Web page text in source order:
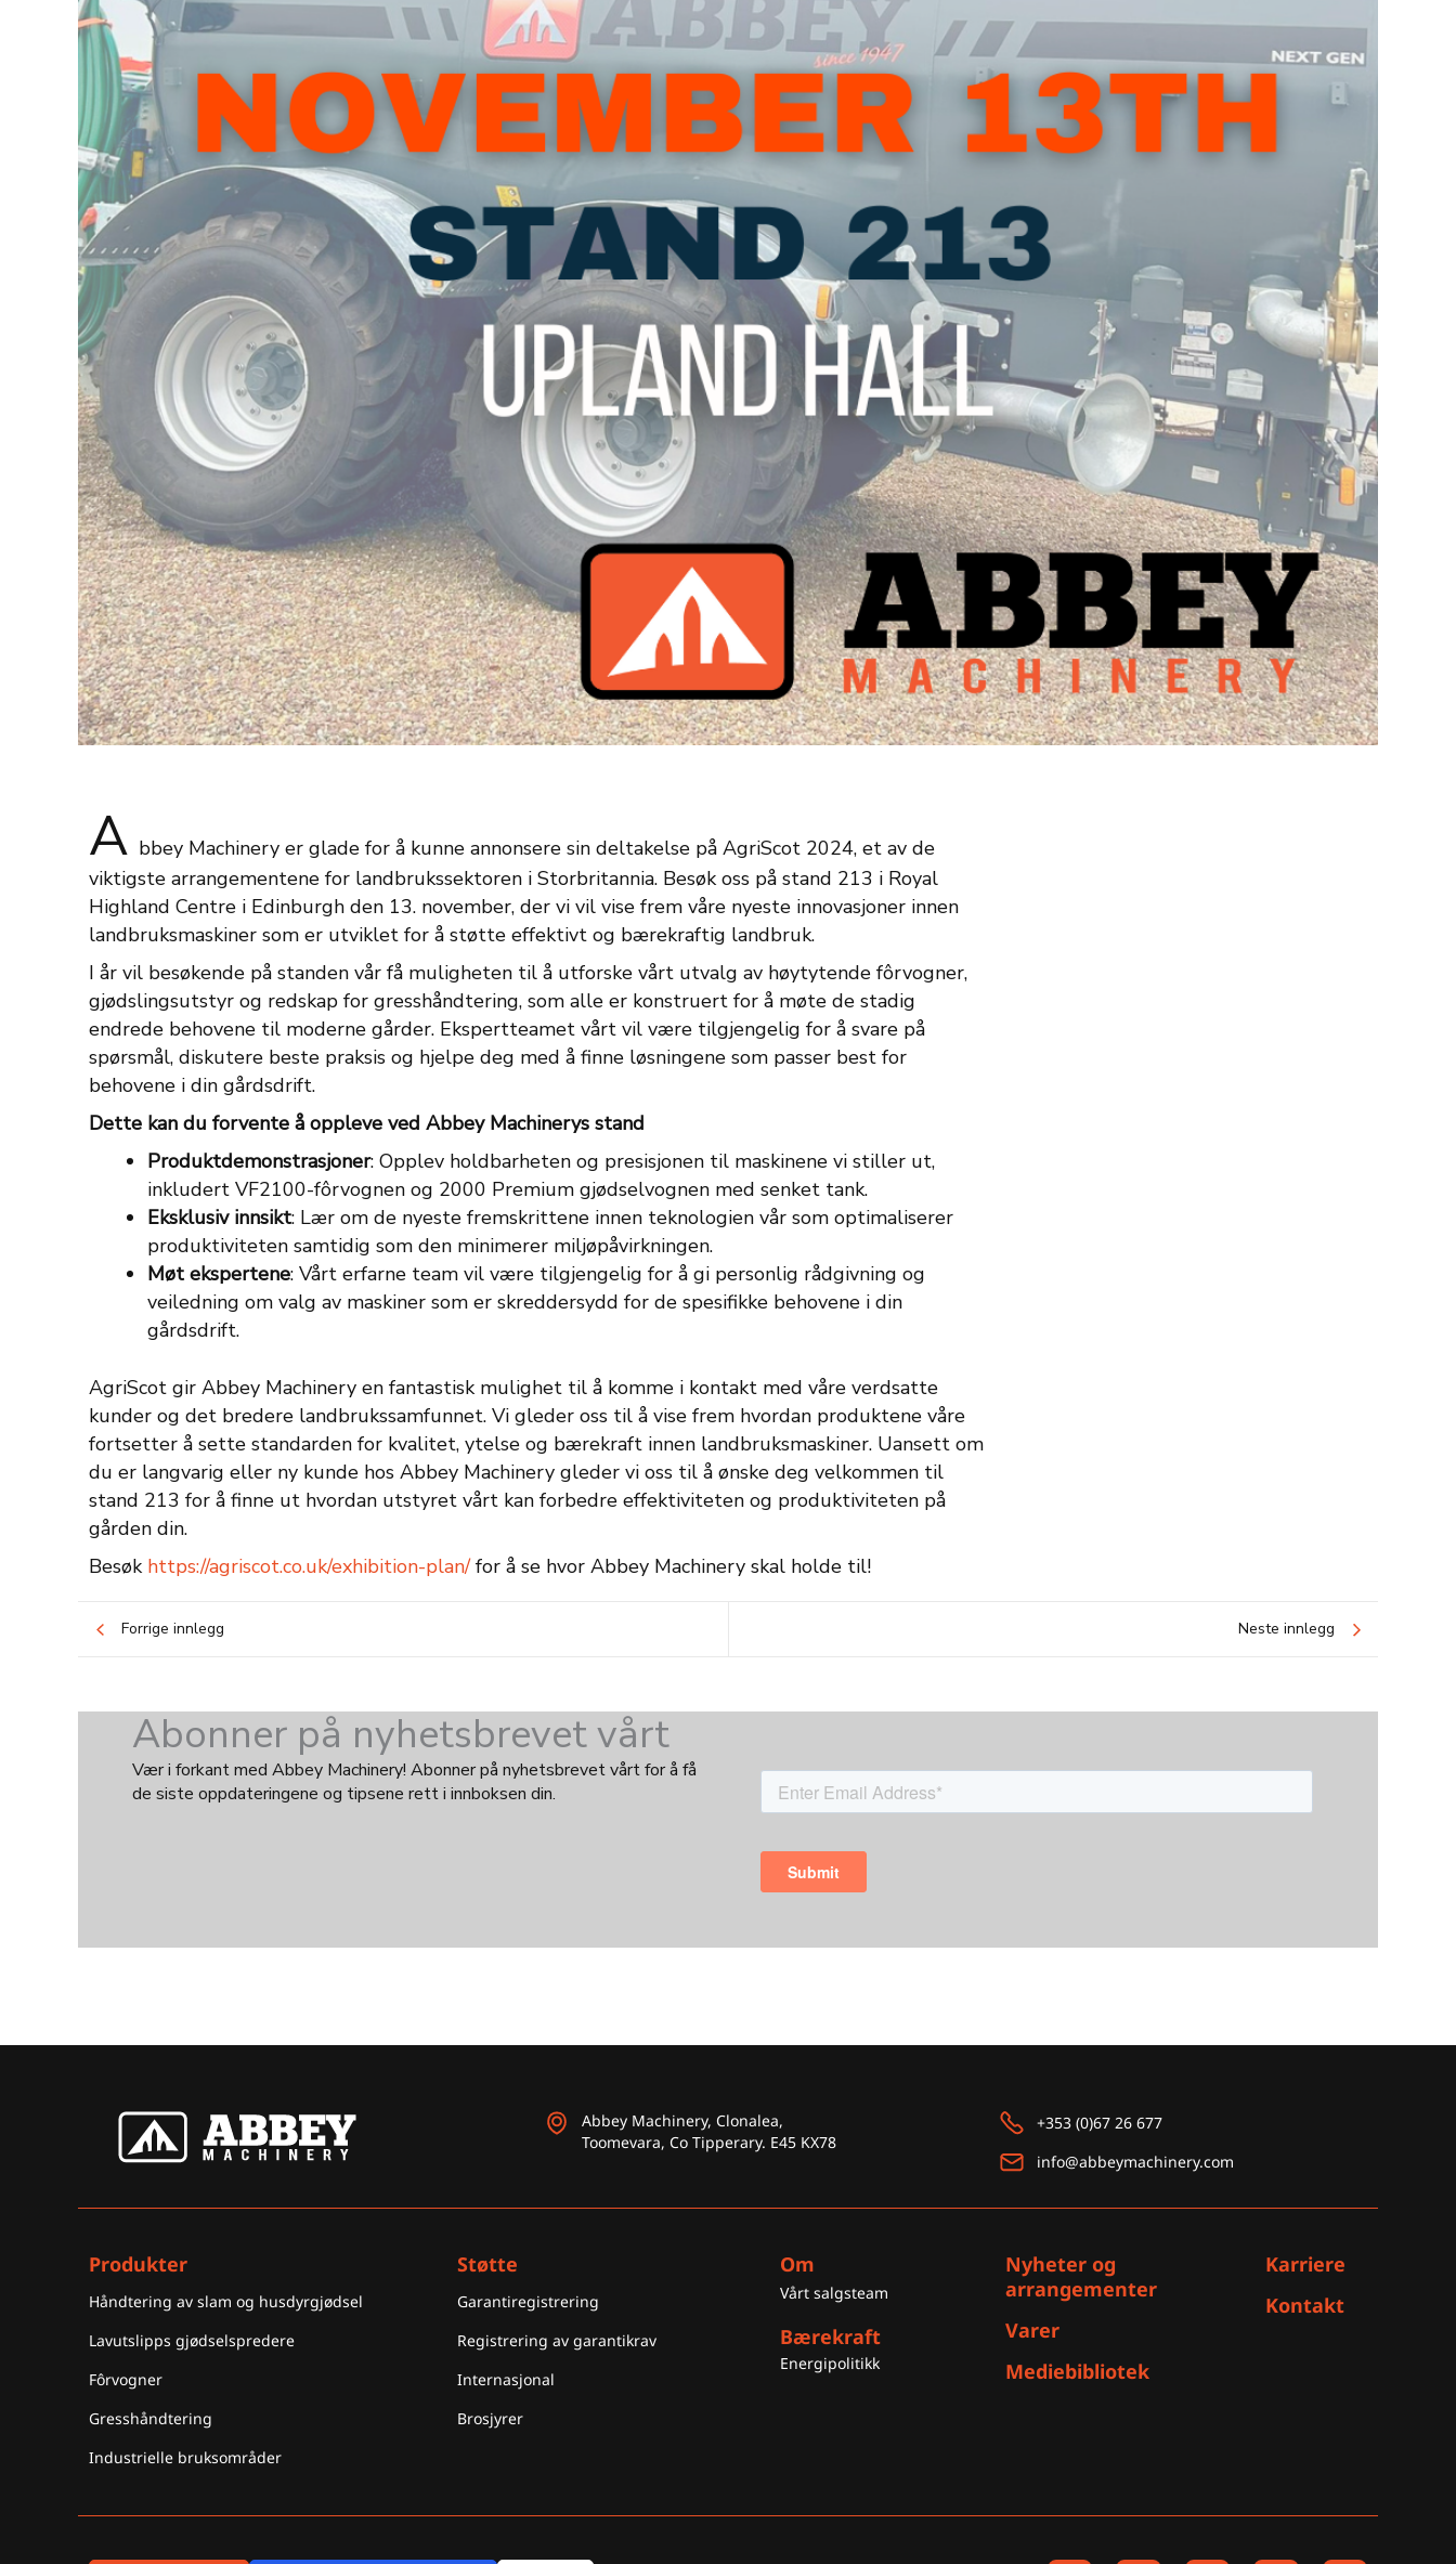
A bbey Machinery er glade for å kunne annonsere sin deltakelse på AgriScot 2024, et av de
viktigste arrangementene for landbrukssektoren i Storbritannia. Besøk oss på stand 213 i Royal
Highland Centre i Edinburgh den 13. november, der vi vil vise frem våre nyeste innovasjoner innen
landbruksmaskiner som er utviklet for å støtte effektivt og bærekraftig landbruk.
I år vil besøkende på standen vår få muligheten til å utforske vårt utvalg av høytytende fôrvogner,
gjødslingsutstyr og redskap for gresshåndtering, som alle er konstruert for å møte de stadig
endrede behovene til moderne gårder. Ekspertteamet vårt vil være tilgjengelig for å svare på
spørsmål, diskutere beste praksis og hjelpe deg med å finne løsningene som passer best for
behovene i din gårdsdrift.
Dette kan du forvente å oppleve ved Abbey Machinerys stand
Produktdemonstrasjoner: Opplev holdbarheten og presisjonen til maskinene vi stiller ut,
inkludert VF2100-fôrvognen og 2000 Premium gjødselvognen med senket tank.
Eksklusiv innsikt: Lær om de nyeste fremskrittene innen teknologien vår som optimaliserer
produktiviteten samtidig som den minimerer miljøpåvirkningen.
Møt ekspertene: Vårt erfarne team vil være tilgjengelig for å gi personlig rådgivning og
veiledning om valg av maskiner som er skreddersydd for de spesifikke behovene i din
gårdsdrift.
AgriScot gir Abbey Machinery en fantastisk mulighet til å komme i kontakt med våre verdsatte
kunder og det bredere landbrukssamfunnet. Vi gleder oss til å vise frem hvordan produktene våre
fortsetter å sette standarden for kvalitet, ytelse og bærekraft innen landbruksmaskiner. Uansett om
du er langvarig eller ny kunde hos Abbey Machinery gleder vi oss til å ønske deg velkommen til
stand 213 for å finne ut hvordan utstyret vårt kan forbedre effektiviteten og produktiviteten på
gården din.
Besøk https://agriscot.co.uk/exhibition-plan/for å se hvor Abbey Machinery skal holde til!
Forrige innlegg Neste innlegg
Abonner på nyhetsbrevet vårt
Vær i forkant med Abbey Machinery! Abonner på nyhetsbrevet vårt for å få
de siste oppdateringene og tipsene rett i innboksen din.
Abbey Machinery, Clonalea,
Toomevara, Co Tipperary. E45 KX78
+353 (0)67 26 677
info@abbeymachinery.com
Produkter
Håndtering av slam og husdyrgjødsel
Lavutslipps gjødselspredere
Fôrvogner
Gresshåndtering
Industrielle bruksområder
Støtte
Garantiregistrering
Registrering av garantikrav
Internasjonal
Brosjyrer
Om
Vårt salgsteam
Bærekraft
Energipolitikk
Nyheter og
arrangementer
Varer
Mediebibliotek
Karriere
Kontakt